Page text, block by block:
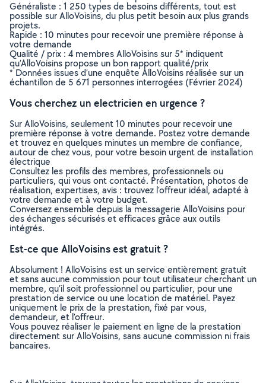
Généraliste : 1 250 types de besoins différents, tout est
possible sur AlloVoisins, du plus petit besoin aux plus grands
projets.
Rapide : 10 minutes pour recevoir une première réponse à
votre demande
Qualité / prix : 4 membres AlloVoisins sur 5* indiquent
qu’AlloVoisins propose un bon rapport qualité/prix
* Données issues d’une enquête AlloVoisins réalisée sur un
échantillon de 5 671 personnes interrogées (Février 2024)
Vous cherchez un electricien en urgence ?
Sur AlloVoisins, seulement 10 minutes pour recevoir une
première réponse à votre demande. Postez votre demande
et trouvez en quelques minutes un membre de confiance,
autour de chez vous, pour votre besoin urgent de installation
électrique
Consultez les profils des membres, professionnels ou
particuliers, qui vous ont contacté. Présentation, photos de
réalisation, expertises, avis : trouvez l'offreur idéal, adapté à
votre demande et à votre budget.
Conversez ensemble depuis la messagerie AlloVoisins pour
des échanges sécurisés et efficaces grâce aux outils
intégrés.
Est-ce que AlloVoisins est gratuit ?
Absolument ! AlloVoisins est un service entièrement gratuit
et sans aucune commission pour tout utilisateur cherchant un
membre, qu’il soit professionnel ou particulier, pour une
prestation de service ou une location de matériel. Payez
uniquement le prix de la prestation, fixé par vous,
demandeur, et l’offreur.
Vous pouvez réaliser le paiement en ligne de la prestation
directement sur AlloVoisins, sans aucune commission ni frais
bancaires.